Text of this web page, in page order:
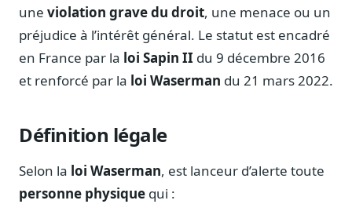
Fiches parlementaires
Parcours, mandats, prises de position
Registre HATVP
Cartographier l'influence sur un dossier
Affaires publiques
Cabinets, DRI, consultants en lobbying
une violation grave du droit, une menace ou un
préjudice à l’intérêt général. Le statut est encadré
en France par la loi Sapin II du 9 décembre 2016
et renforcé par la loi Waserman du 21 mars 2022.
Définition légale
Selon la loi Waserman, est lanceur d’alerte toute
personne physique qui :